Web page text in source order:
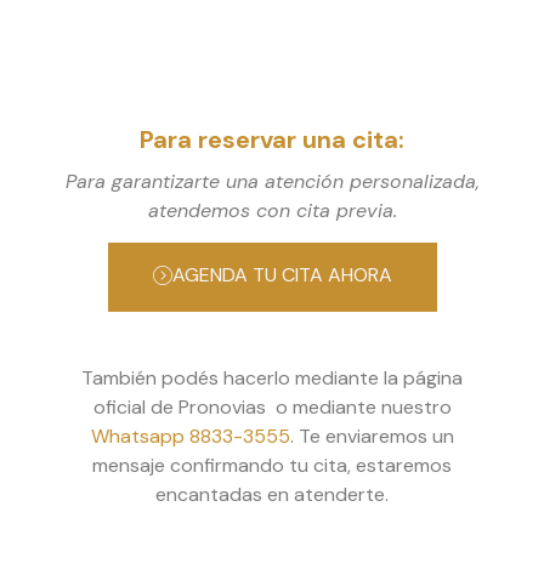
Para reservar una cita:
Para garantizarte una atención personalizada,
atendemos con cita previa.
AGENDA TU CITA AHORA
También podés hacerlo mediante la página
oficial de Pronovias o mediante nuestro
Whatsapp 8833-3555. Te enviaremos un
mensaje confirmando tu cita, estaremos
encantadas en atenderte.